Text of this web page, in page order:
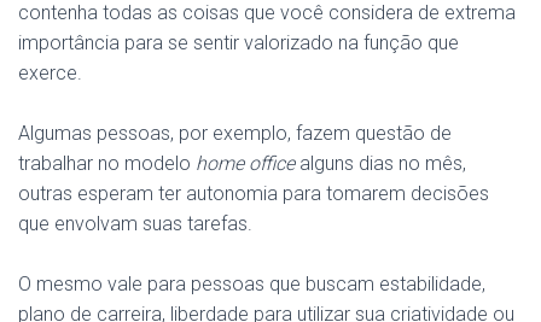
contenha todas as coisas que você considera de extrema
importância para se sentir valorizado na função que
exerce.
Algumas pessoas, por exemplo, fazem questão de
trabalhar no modelo home officealguns dias no mês,
outras esperam ter autonomia para tomarem decisões
que envolvam suas tarefas.
O mesmo vale para pessoas que buscam estabilidade,
plano de carreira, liberdade para utilizar sua criatividade ou